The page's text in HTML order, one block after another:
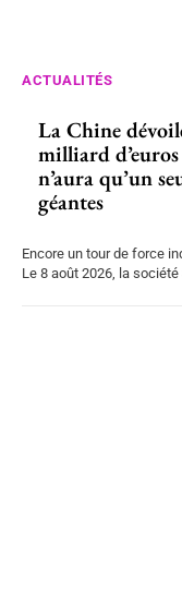
ACTUALITÉS
La Chine
milliard
n’aura qu’un
géantes
Encore un tour de force
Le 8 août 2026, la société